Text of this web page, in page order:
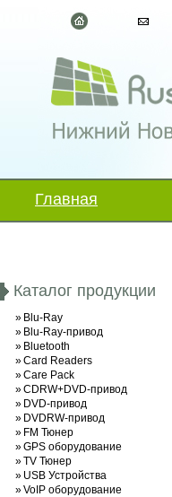
Главная
Каталог продукции
» Blu-Ray
» Blu-Ray-привод
» Bluetooth
»Card Readers
»Care Pack
»CDRW+DVD-привод
» DVD-привод
» DVDRW-привод
» FM Тюнер
»GPS оборудование
»TV Тюнер
» USB Устройства
»VoIP оборудование